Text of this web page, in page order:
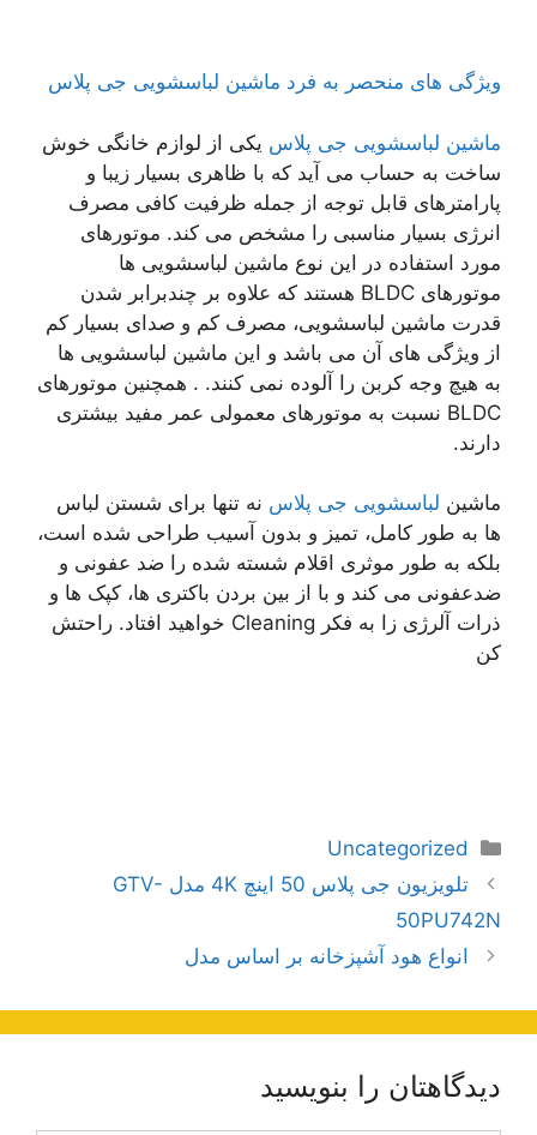
ویژگی های منحصر به فرد ماشین لباسشویی جی پلاس
ماشین لباسشویی جی پلاس یکی از لوازم خانگی خوش
ساخت به حساب می آید که با ظاهری بسیار زیبا و
پارامترهای قابل توجه از جمله ظرفیت کافی مصرف
انرژی بسیار مناسبی را مشخص می کند. موتورهای
مورد استفاده در این نوع ماشین لباسشویی ها
موتورهای BLDC هستند که علاوه بر چندبرابر شدن
قدرت ماشین لباسشویی، مصرف کم و صدای بسیار کم
از ویژگی های آن می باشد و این ماشین لباسشویی ها
به هیچ وجه کربن را آلوده نمی کنند. . همچنین موتورهای
BLDC نسبت به موتورهای معمولی عمر مفید بیشتری
دارند.
ماشین لباسشویی جی پلاس نه تنها برای شستن لباس
ها به طور کامل، تمیز و بدون آسیب طراحی شده است،
بلکه به طور موثری اقلام شسته شده را ضد عفونی و
ضدعفونی می کند و با از بین بردن باکتری ها، کپک ها و
ذرات آلرژی زا به فکر Cleaning خواهید افتاد. راحتش
کن
دسته‌ها
Uncategorized
ناوبری
نوشته‌ها
تلویزیون جی پلاس 50 اینچ 4K مدل GTV-
50PU742N
انواع هود آشپزخانه بر اساس مدل
دیدگاهتان را بنویسید